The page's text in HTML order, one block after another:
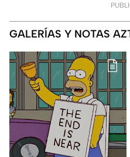
GALERÍAS Y NOTAS